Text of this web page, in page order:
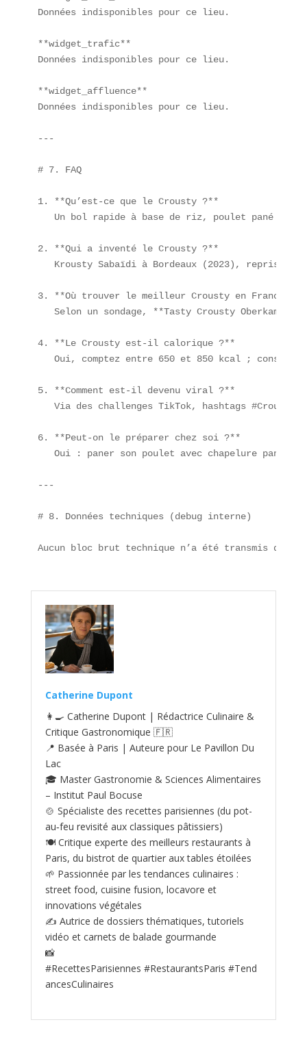
Données indisponibles pour ce lieu.
**widget_trafic**
Données indisponibles pour ce lieu.
**widget_affluence**
Données indisponibles pour ce lieu.
---
# 7. FAQ
1. **Qu’est-ce que le Crousty ?**
Un bol rapide à base de riz, poulet pané et
2. **Qui a inventé le Crousty ?**
Krousty Sabaïdi à Bordeaux (2023), repris par
3. **Où trouver le meilleur Crousty en France
Selon un sondage, **Tasty Crousty
4. **Le Crousty est-il calorique ?**
Oui, comptez entre 650 et 850 kcal ;
5. **Comment est-il devenu viral ?**
Via des challenges TikTok, hashtags
6. **Peut-on le préparer chez soi ?**
Oui : paner son poulet avec chapelure panko,
---
# 8. Données techniques (debug interne)
Aucun bloc brut technique n’a été transmis dans
Catherine Dupont
👩‍🍳 Catherine Dupont | Rédactrice Culinaire &
Critique Gastronomique 🇫🇷
📍 Basée à Paris | Auteure pour Le Pavillon Du
Lac
🎓 Master Gastronomie & Sciences Alimentaires
– Institut Paul Bocuse
🍲 Spécialiste des recettes parisiennes (du pot-
au‑feu revisité aux classiques pâtissiers)
🍽️ Critique experte des meilleurs restaurants à
Paris, du bistrot de quartier aux tables étoilées
🌱 Passionnée par les tendances culinaires :
street food, cuisine fusion, locavore et
innovations végétales
✍️ Autrice de dossiers thématiques, tutoriels
vidéo et carnets de balade gourmande
📸
#RecettesParisiennes #RestaurantsParis #Tend
ancesCulinaires